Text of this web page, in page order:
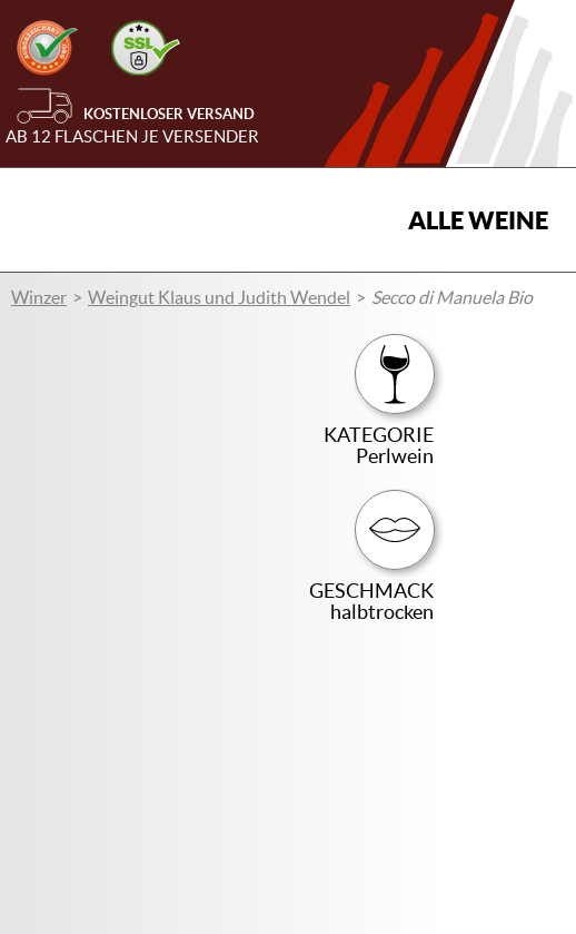
KOSTENLOSER VERSAND
AB 12 FLASCHEN JE VERSENDER
ALLE WEINE
Winzer Weingut Klaus und Judith Wendel Secco di Manuela Bio
KATEGORIE
Perlwein
GESCHMACK
halbtrocken